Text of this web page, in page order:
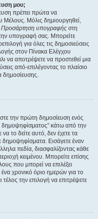
μου;
πρέπει πρώτα να
Μέλους. Μόλις δημιουργηθεί,
Προσάρτηση υπογραφής στη
υπογραφή σας. Μπορείτε
για όλες τις δημοσιεύσεις
στον Πίνακα Ελέγχου
να αποτρέψετε να προστεθεί μια
από-επιλέγοντας το πλαίσιο
την πρώτη δημοσίευση ενός
δημοψηφίσματος” κάτω από την
το δείτε αυτό, δεν έχετε τα
δημοψηφίσματα. Εισάγετε έναν
πεδία, διασφαλίζοντας κάθε
κειμένου. Μπορείτε επίσης
που μπορεί να επιλέξει
χρονικό όριο ημερών για το
την επιλογή να επιτρέψετε